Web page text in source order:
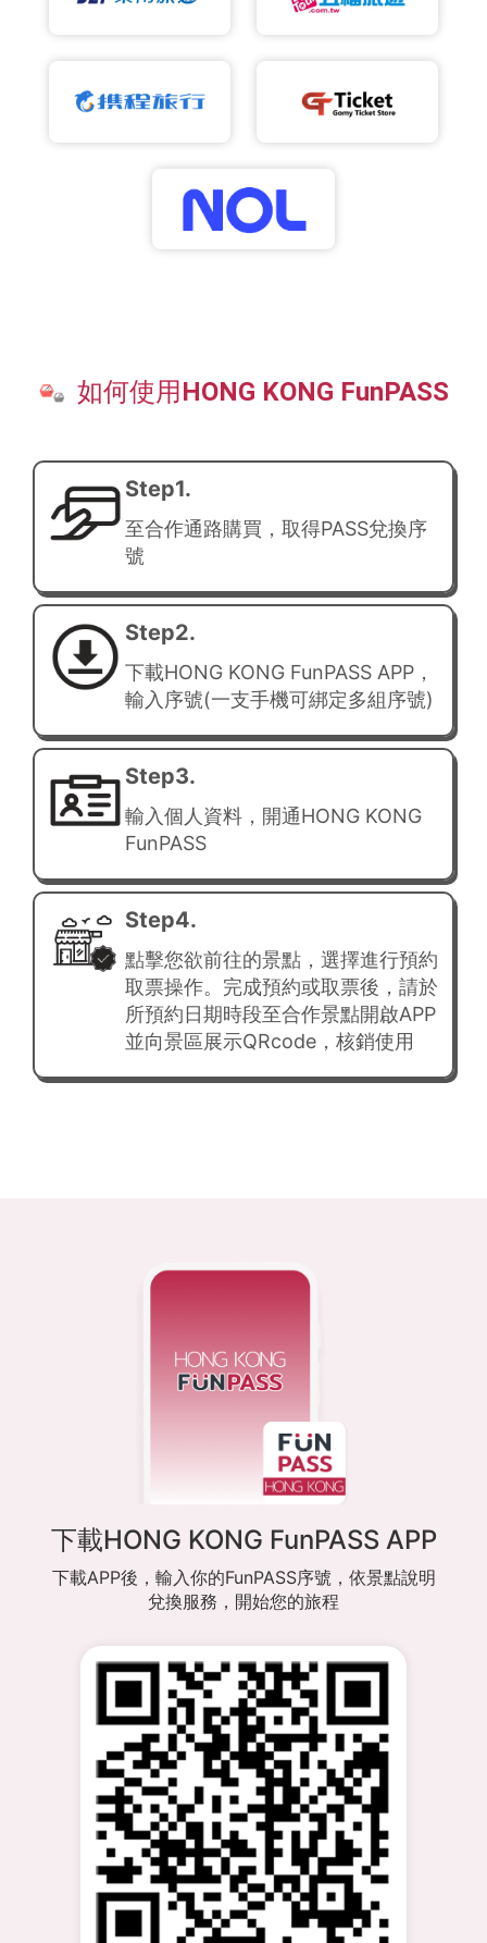
如何使用HONG KONG FunPASS
Step1.
至合作通路購買，取得PASS兌換序
號
Step2.
下載HONG KONG FunPASS APP，
輸入序號(一支手機可綁定多組序號)
Step3.
輸入個人資料，開通HONG KONG
FunPASS
Step4.
點擊您欲前往的景點，選擇進行預約
取票操作。完成預約或取票後，請於
所預約日期時段至合作景點開啟APP
並向景區展示QRcode，核銷使用
下載HONG KONG FunPASS APP
下載APP後，輸入你的FunPASS序號，依景點說明
兌換服務，開始您的旅程